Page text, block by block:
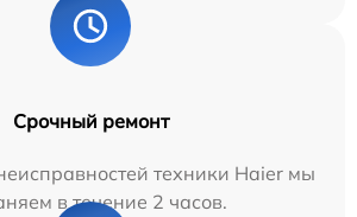
Срочный ремонт
техники Haier мы
в течение 2 часов.